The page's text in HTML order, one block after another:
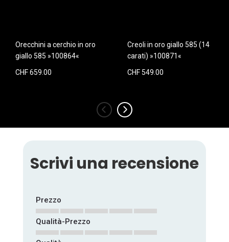
Orecchini a cerchio in oro
giallo 585 »100864«
CHF 659.00
Creoli in oro giallo 585 (14
carati) »100871«
CHF 549.00
‹ ›
Scrivi una recensione
Prezzo
1
star
2
stars
3
stars
4
stars
5
stars
Qualità-Prezzo